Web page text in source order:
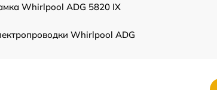
Whirlpool ADG 5820 IX
Whirlpool ADG